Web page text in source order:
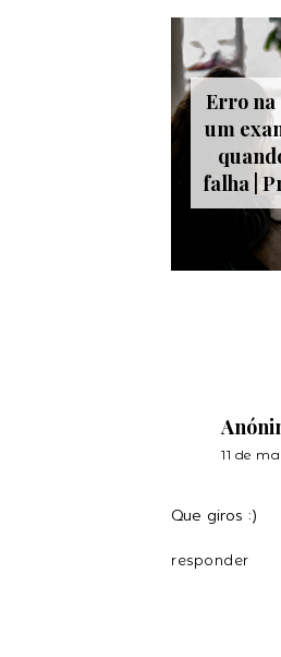
Erro na
um
falha |
11 de
Que giros :)
responder